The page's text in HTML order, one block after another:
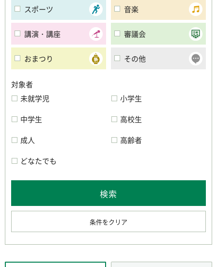
スポーツ
音楽
講演・講座 審議会
おまつり その他
対象者
未就学児
小学生
中学生
高校生
成人
高齢者
どなたでも
条件をクリア